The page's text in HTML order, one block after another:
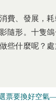
費、發展，
隨形。十隻
些什麼呢？
票要換好空氣